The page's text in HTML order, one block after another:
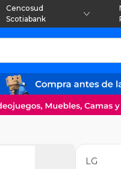
Cencosud
Scotiabank
LG